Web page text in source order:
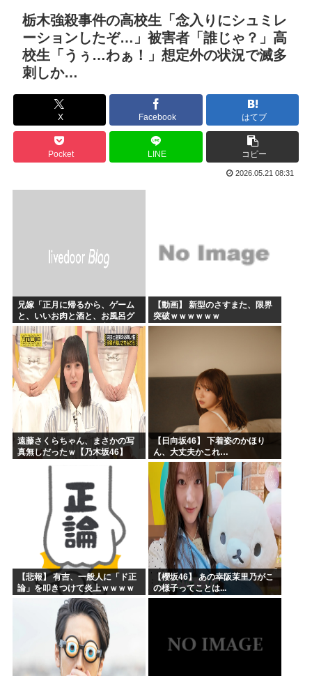
【原爆の日】へいわをかえせ
みい山、あんだけ騒ぎになってるのに未だにどこのメディアも...
週刊少年ジャンプ、発行部数100万部割れwww
日本人「うちの犬、たまたまついてきた八百屋で一目惚れした...
【画像】広島市長のスピーチを聞いてる時の高市早苗の顔ww...
【雑誌】かつて650万部を誇った「週刊少年ジャンプ」、発...
かのかりとかいう誰が見てるのか謎の漫画www
原爆投下81年
Win95開発者「日本でITが3Kと呼ばれるのは企業が根...
栃木強殺事件の高校生「念入りにシュミレ
ーションしたぞ…」被害者「誰じゃ？」高
校生「うぅ…わぁ！」想定外の状況で滅多
刺しか…
X Facebook はてブ
Pocket LINE コピー
2026.05.21 08:31
兄嫁「正月に帰るから、ゲーム
と、いいお肉と酒と、お風呂グ
ッズの準備しとけよ」寝起きの
私「知るかボケ」兄嫁「キィィ
ィィー！！！！」私「あ…」
【動画】 新型のさすまた、限界
突破ｗｗｗｗｗｗ
遠藤さくらちゃん、まさかの写
真無しだったｗ【乃木坂46】
【日向坂46】 下着姿のかほり
ん、大丈夫かこれ…
【悲報】 有吉、一般人に「ド正
論」を叩きつけて炎上ｗｗｗｗ
【櫻坂46】 あの幸阪茉里乃がこ
の様子ってことは...